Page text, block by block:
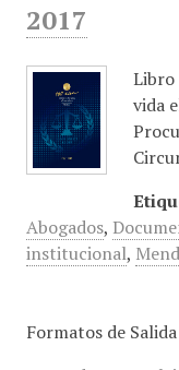
2017
Libro
vida
Abogados,
institucional,
Formatos de Salida